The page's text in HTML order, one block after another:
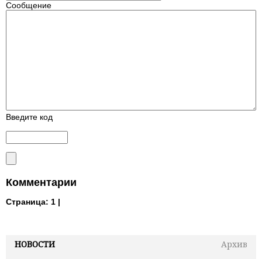
НОВОСТИ
Архив
Сообщение
Введите код
Комментарии
Страница: 1 |